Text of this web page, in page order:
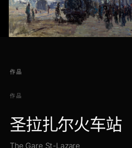
作品
作品
圣拉扎尔火车站
The Gare St-Lazare